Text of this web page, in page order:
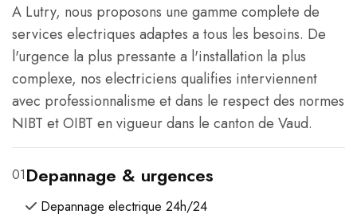
A Lutry, nous proposons une gamme complete de
services electriques adaptes a tous les besoins. De
l'urgence la plus pressante a l'installation la plus
complexe, nos electriciens qualifies interviennent
avec professionnalisme et dans le respect des normes
NIBT et OIBT en vigueur dans le canton de Vaud.
01Depannage & urgences
Depannage electrique 24h/24